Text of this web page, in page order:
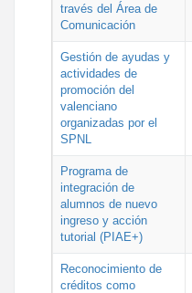
través del Área de
Comunicación
Gestión de ayudas y
actividades de
promoción del
valenciano
organizadas por el
SPNL
Programa de
integración de
alumnos de nuevo
ingreso y acción
tutorial (PIAE+)
Reconocimiento de
créditos como